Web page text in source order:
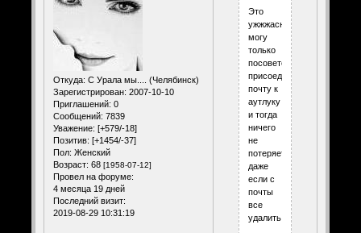
Откуда: С Урала мы.... (Челябинск)
Зарегистрирован: 2007-10-10
Приглашений: 0
Сообщений: 7839
Уважение: [+579/-18]
Позитив: [+1454/-37]
Пол: Женский
Возраст: 68 [1958-07-12]
Провел на форуме:
4 месяца 19 дней
Последний визит:
2019-08-29 10:31:19
Это
ужжжасно,
могу
только
посоветовать
присоединить
почту к
аутлуку
и тогда
ничего
не
потеряется,
даже
если с
почты
все
удалить...